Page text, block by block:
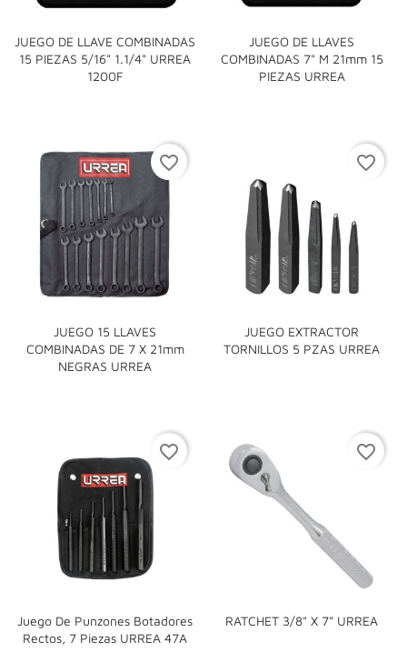
JUEGO DE LLAVE COMBINADAS
15 PIEZAS 5/16" 1.1/4" URREA
1200F
JUEGO DE LLAVES
COMBINADAS 7" M 21mm 15
PIEZAS URREA
JUEGO 15 LLAVES
COMBINADAS DE 7 X 21mm
NEGRAS URREA
favorite_border
JUEGO EXTRACTOR
TORNILLOS 5 PZAS URREA
favorite_border
Juego De Punzones Botadores
Rectos, 7 Piezas URREA 47A
favorite_border
RATCHET 3/8" X 7" URREA
favorite_border